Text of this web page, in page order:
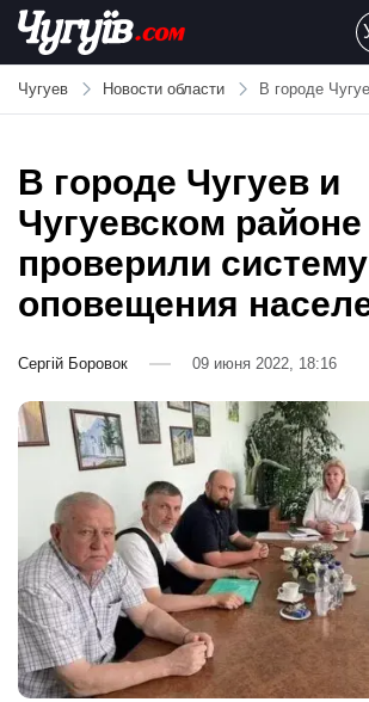
Skip
content
Chuguiv
Чугуев Новости области В городе Чугуев и Чугуевском
В городе Чугуев и
Чугуевском районе
проверили систему
оповещения
Сергій Боровок 09 июня 2022, 18:16